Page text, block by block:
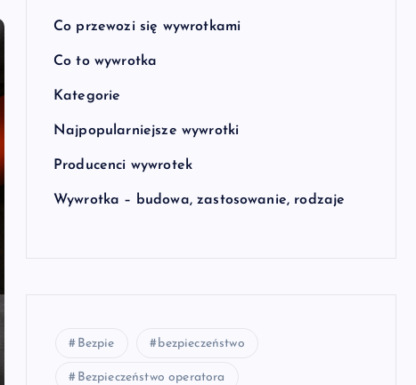
Co przewozi się wywrotkami
Co to wywrotka
Kategorie
Najpopularniejsze wywrotki
Producenci wywrotek
Wywrotka – budowa, zastosowanie, rodzaje
Bezpie bezpieczeństwo
Bezpieczeństwo operatora